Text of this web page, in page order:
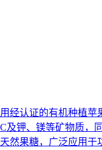
经认证的有机种植苹
及钾、镁等矿物质，
然果糖，广泛应用于